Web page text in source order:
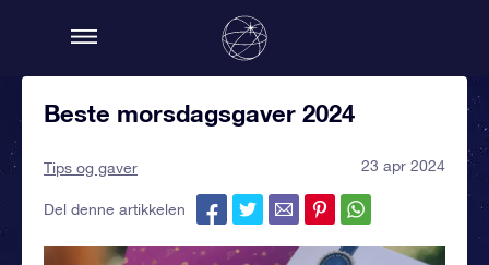
Beste morsdagsgaver 2024
Tips og gaver 23 apr 2024
Del denne artikkelen